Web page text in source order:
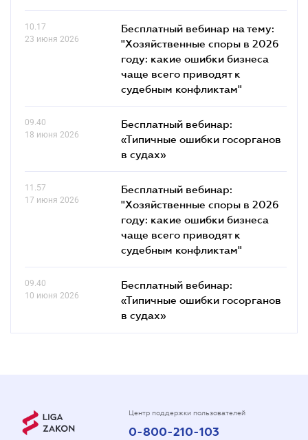
10.17
23 июня 2026
Бесплатный вебинар на тему:
"Хозяйственные споры в 2026
году: какие ошибки бизнеса
чаще всего приводят к
судебным конфликтам"
09.40
18 июня 2026
Бесплатный вебинар:
«Типичные ошибки госорганов
в судах»
11.57
17 июня 2026
Бесплатный вебинар:
"Хозяйственные споры в 2026
году: какие ошибки бизнеса
чаще всего приводят к
судебным конфликтам"
09.40
10 июня 2026
Бесплатный вебинар:
«Типичные ошибки госорганов
в судах»
Центр поддержки пользователей
0-800-210-103